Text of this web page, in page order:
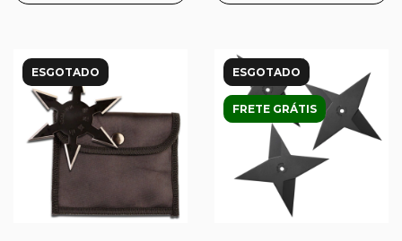
ESGOTADO ESGOTADO
FRETE GRÁTIS